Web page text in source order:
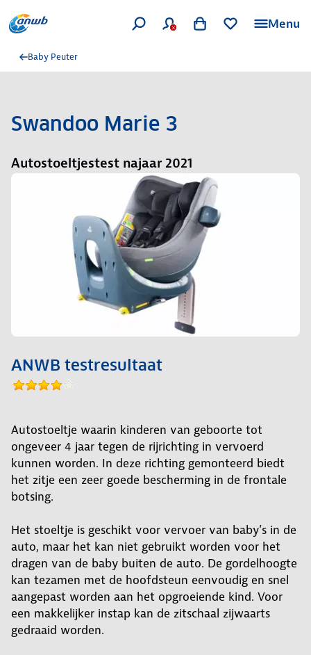
Menu
Baby Peuter
Swandoo Marie 3
Autostoeltjestest najaar 2021
ANWB testresultaat
Autostoeltje waarin kinderen van geboorte tot
ongeveer 4 jaar tegen de rijrichting in vervoerd
kunnen worden. In deze richting gemonteerd biedt
het zitje een zeer goede bescherming in de frontale
botsing.
Het stoeltje is geschikt voor vervoer van baby’s in de
auto, maar het kan niet gebruikt worden voor het
dragen van de baby buiten de auto. De gordelhoogte
kan tezamen met de hoofdsteun eenvoudig en snel
aangepast worden aan het opgroeiende kind. Voor
een makkelijker instap kan de zitschaal zijwaarts
gedraaid worden.